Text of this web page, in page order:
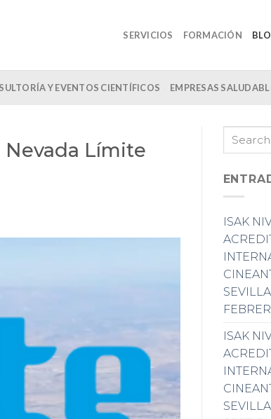
SERVICIOS FORMACIÓN
Y EVENTOS CIENTÍFICOS EMPRESAS
Nevada Límite
ISAK
ISAK